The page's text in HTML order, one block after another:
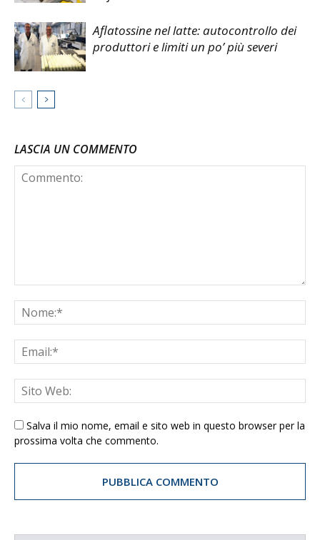
Aflatossine nel latte: autocontrollo dei
produttori e limiti un po’ più severi
LASCIA UN COMMENTO
Salva il mio nome, email e sito web in questo browser per la
prossima volta che commento.